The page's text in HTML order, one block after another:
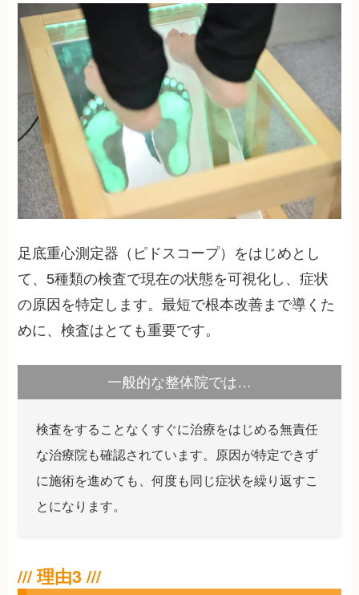
足底重心測定器（ピドスコープ）をはじめとし
て、5種類の検査で現在の状態を可視化し、症状
の原因を特定します。最短で根本改善まで導くた
めに、検査はとても重要です。
一般的な整体院では…
検査をすることなくすぐに治療をはじめる無責任
な治療院も確認されています。原因が特定できず
に施術を進めても、何度も同じ症状を繰り返すこ
とになります。